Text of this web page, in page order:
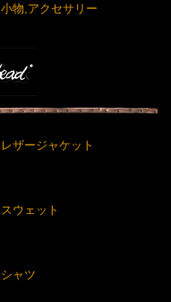
小物,アクセサリー
レザージャケット
スウェット
シャツ